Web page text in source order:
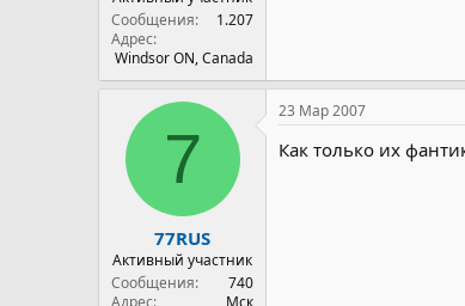
Сообщения
1.207
Адрес
Windsor ON, Canada
7
77RUS
Активный участник
Сообщения
740
Адрес
Мск
23 Мар 2007
Как только их